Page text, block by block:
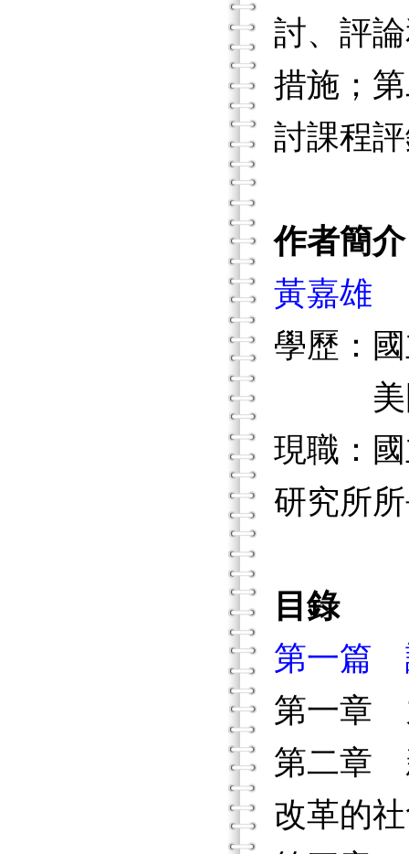
討、評
措施；
討課程
作者簡介
黃嘉雄
學歷：
美國
現職：
研究所
目錄
第一篇
第一章
第二章
改革的